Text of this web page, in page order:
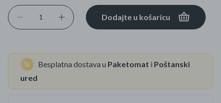
Dodajte u košaricu
Besplatna dostava u Paketomat i Poštanski
ured